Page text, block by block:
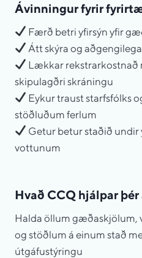
Ávinningur fyrir
Færð betri yfirsýn yfir
Átt skýra og
Lækkar rekstrarkostnað
skipulagðri skráningu
Eykur traust starfsfólks
stöðluðum ferlum
Getur betur staðið
vottunum
Hvað CCQ hjálpar þér
Halda öllum gæðaskjölum,
og stöðlum á einum stað
útgáfustýringu